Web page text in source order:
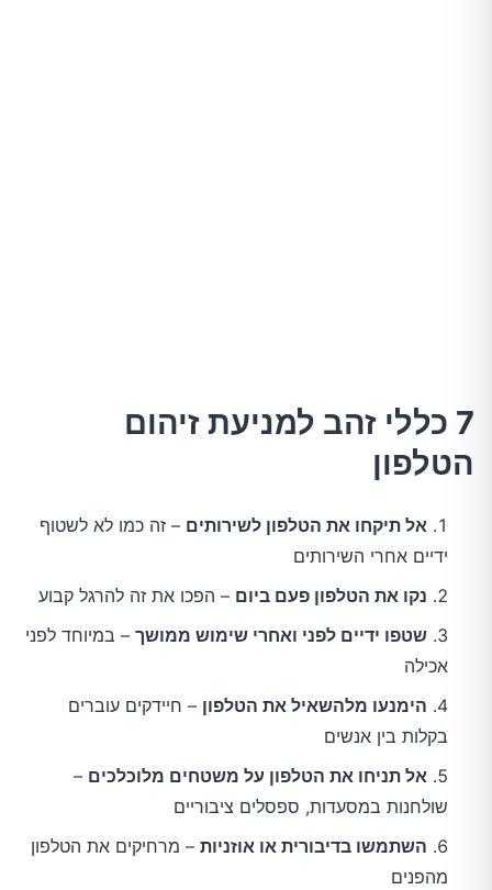
7 כללי זהב למניעת זיהום
הטלפון
אל תיקחו את הטלפון לשירותים – זה כמו לא לשטוף
ידיים אחרי השירותים
נקו את הטלפון פעם ביום – הפכו את זה להרגל קבוע
שטפו ידיים לפני ואחרי שימוש ממושך – במיוחד לפני
אכילה
הימנעו מלהשאיל את הטלפון – חיידקים עוברים
בקלות בין אנשים
אל תניחו את הטלפון על משטחים מלוכלכים –
שולחנות במסעדות, ספסלים ציבוריים
השתמשו בדיבורית או אוזניות – מרחיקים את הטלפון
מהפנים